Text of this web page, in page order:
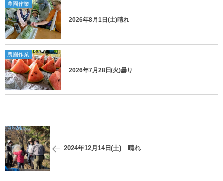
農園作業
2026年8月1日(土)晴れ
農園作業
2026年7月28日(火)曇り
2024年12月14日(土) 晴れ